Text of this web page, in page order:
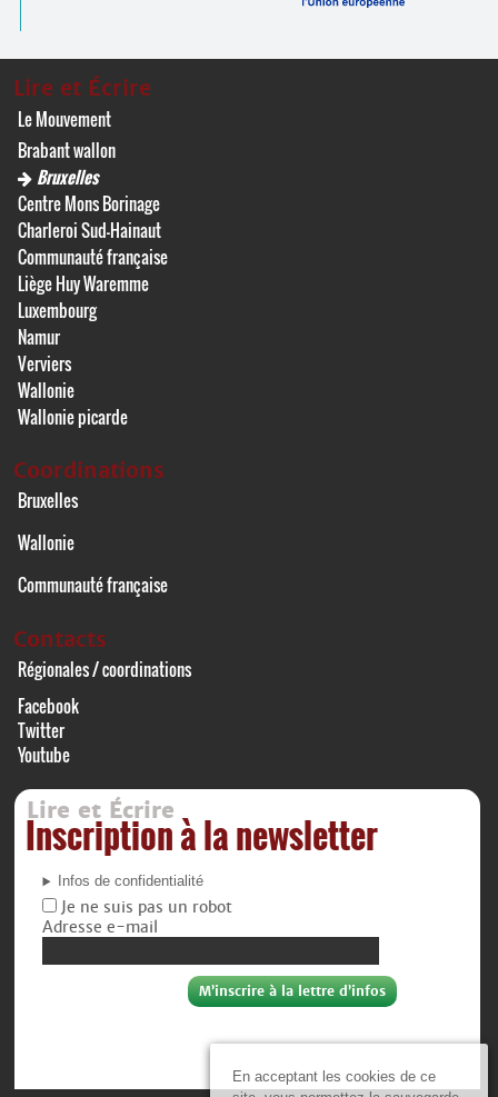
En acceptant les cookies de ce
Lire et Écrire
Le Mouvement
Brabant wallon
Bruxelles
Centre Mons Borinage
Charleroi Sud-Hainaut
Communauté française
Liège Huy Waremme
Luxembourg
Namur
Verviers
Wallonie
Wallonie picarde
Coordinations
Bruxelles
Wallonie
Communauté française
Contacts
Régionales / coordinations
Facebook
Twitter
Youtube
Lire et Écrire
Inscription à la newsletter
Infos de confidentialité
Je ne suis pas un robot
Adresse e-mail